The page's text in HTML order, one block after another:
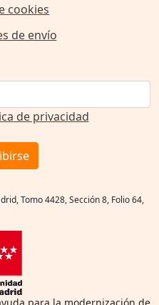
cookies
de envío
de privacidad
Tomo 4428, Sección 8, Folio 64,